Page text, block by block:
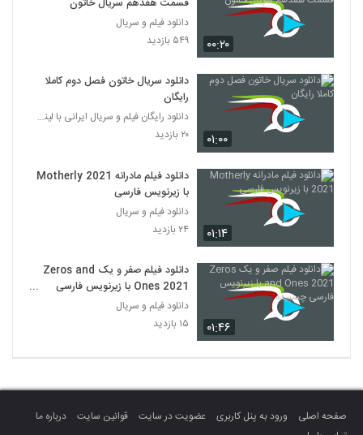
۰۰:۲۰
قسمت هفدهم سریال خاتون
دانلود فیلم و سریال
۵۴۹ بازدید
۰۱:۰۰
دانلود سریال خاتون فصل دوم کاملا
رایگان
دانلود رایگان فیلم و سریال ایرانی با لینک مستقیم
۲۰ بازدید
۰۱:۱۴
دانلود فیلم مادرانه Motherly 2021
با زیرنویس فارسی
دانلود فیلم و سریال
۲۴ بازدید
۰۱:۴۶
دانلود فیلم صفر و یک Zeros and
Ones 2021 با زیرنویس فارسی
چسبیده
دانلود فیلم و سریال
۱۵ بازدید
صفحه اصلی ورود به پنل کاربری عضویت در سایت قوانین سایت
درباره ما